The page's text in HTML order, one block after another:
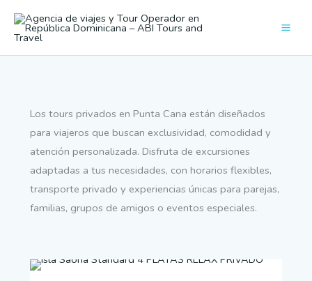
Los tours privados en Punta Cana están diseñados
para viajeros que buscan exclusividad, comodidad y
atención personalizada. Disfruta de excursiones
adaptadas a tus necesidades, con horarios flexibles,
transporte privado y experiencias únicas para parejas,
familias, grupos de amigos o eventos especiales.